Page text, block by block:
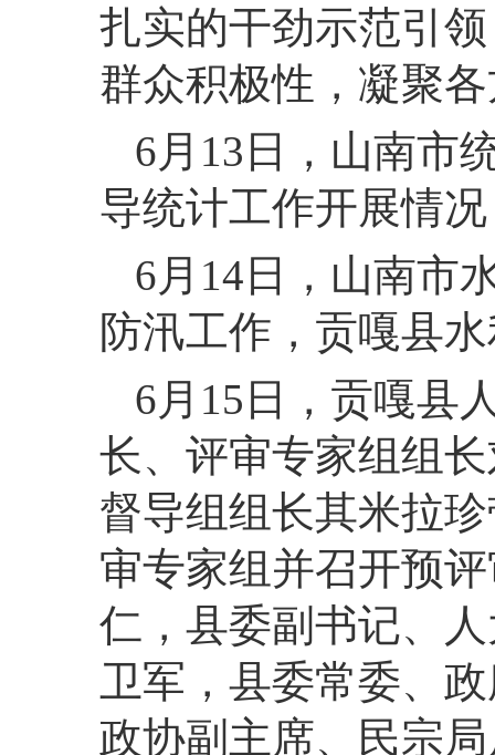
扎实的干劲示范引
群众积极性，凝聚
6月13日，山南市
导统计工作开展情
6月14日，山南市
防汛工作，贡嘎县
6月15日，贡嘎县
长、评审专家组组
督导组组长其米拉
审专家组并召开预
仁，县委副书记、
卫军，县委常委、
政协副主席、民宗